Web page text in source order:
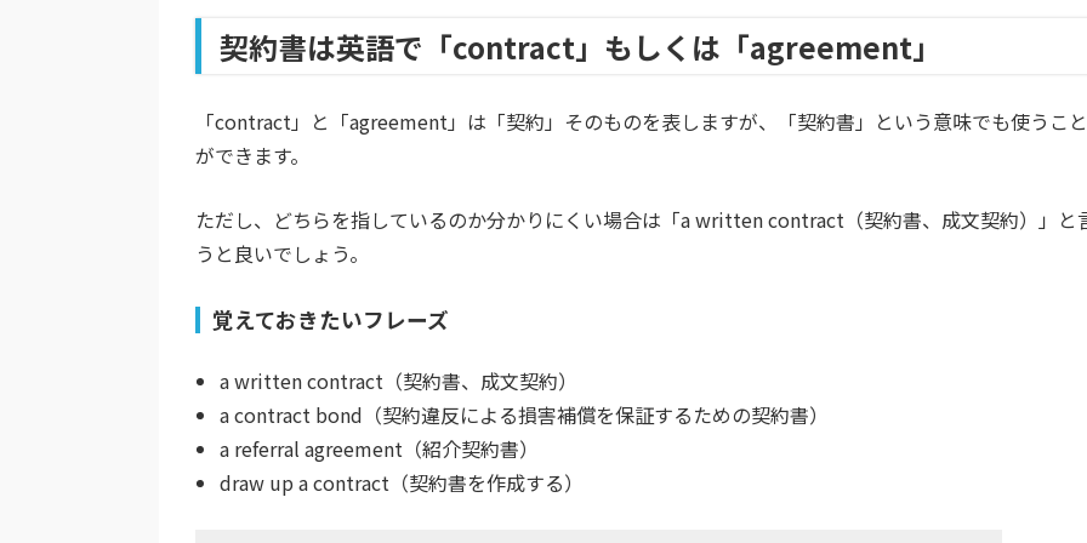
契約書は英語で「contract」もしくは「agreement」
「contract」と「agreement」は「契約」そのものを表しますが、「契約書」という意味でも使うこと
ができます。
ただし、どちらを指しているのか分かりにくい場合は「a written contract（契約書、成文契約）」と
うと良いでしょう。
覚えておきたいフレーズ
a written contract （契約書、成文契約）
a contract bond （契約違反による損害補償を保証するための契約書）
a referral agreement （紹介契約書）
draw up a contract （契約書を作成する）